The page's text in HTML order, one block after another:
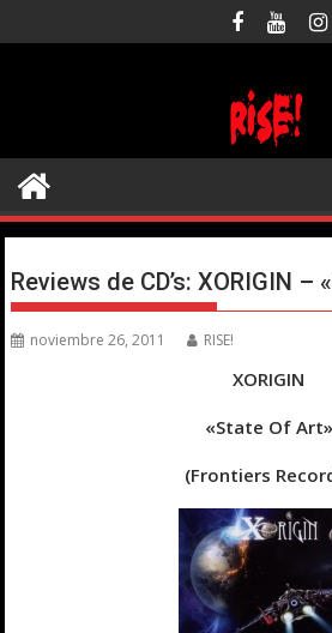
al
Reviews de CD’s: XORIGIN –
noviembre 26, 2011 RISE!
XORIGIN
«State Of Art»
(Frontiers